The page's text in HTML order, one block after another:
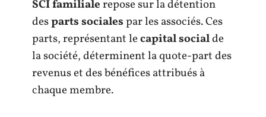
SCI familialerepose sur la détention
desparts socialespar les associés. Ces
parts, représentant lecapital socialde
la société, déterminent la quote-part des
revenus et des bénéfices attribués à
chaque membre.